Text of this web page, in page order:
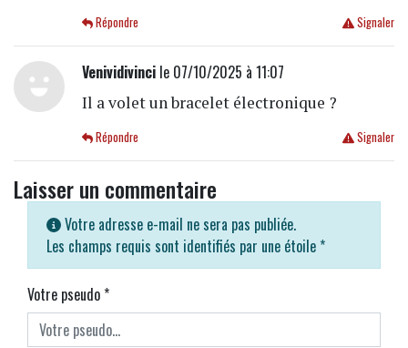
Signaler
Répondre
Venividivincile 07/10/2025 à 11:07
Il a volet un bracelet électronique ?
Signaler
Répondre
Laisser un commentaire
Votre adresse e-mail ne sera pas publiée.
Les champs requis sont identifiés par une étoile *
Votre pseudo*